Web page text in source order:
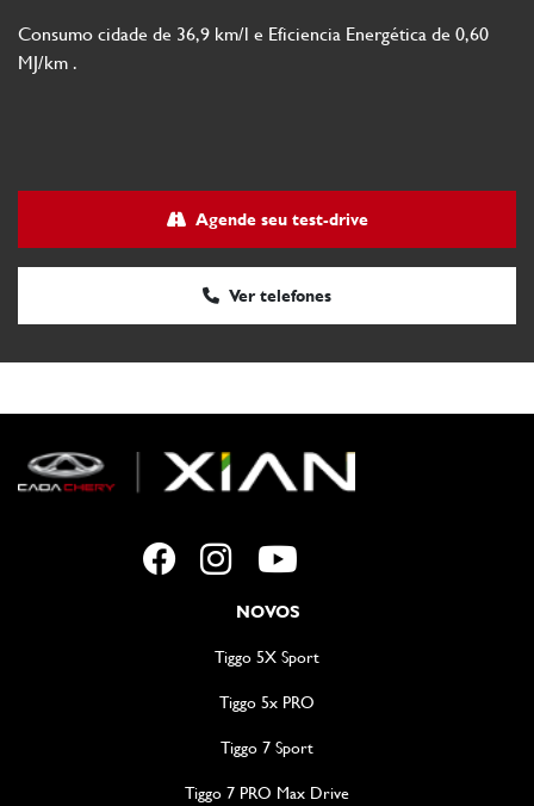
Consumo cidade de 36,9 km/l e Eficiencia Energética de 0,60
MJ/km .
Ver telefones
Agende seu test-drive
NOVOS
Tiggo 5X Sport
Tiggo 5x PRO
Tiggo 7 Sport
Tiggo 7 PRO Max Drive